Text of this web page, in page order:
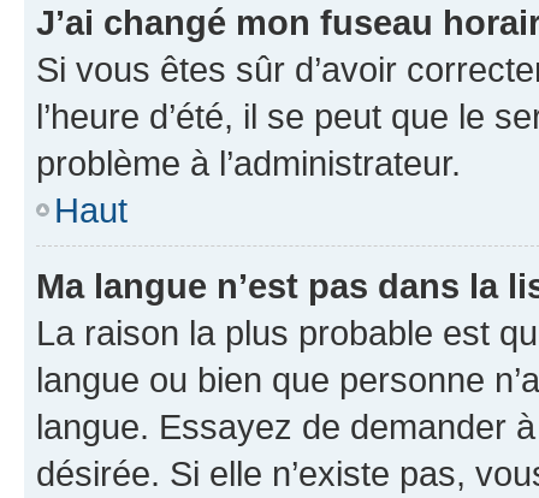
J’ai changé mon fuseau
Si vous êtes sûr d’avoir
l’heure d’été, il se peut que le
problème à l’administrateur.
Haut
Ma langue n’est pas dans la
La raison la plus probable est
langue ou bien que personne
langue. Essayez de demander
désirée. Si elle n’existe pas,